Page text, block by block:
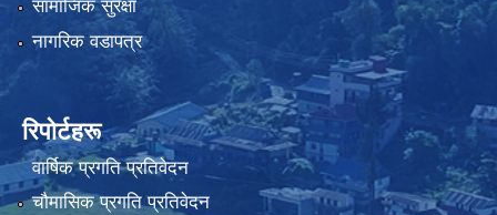
सामाजिक सुरक्षा
नागरिक वडापत्र
रिपोर्टहरू
वार्षिक प्रगति प्रतिवेदन
चौमासिक प्रगति प्रतिवेदन